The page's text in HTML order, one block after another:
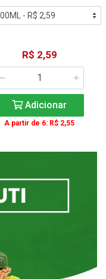
R$ 2,59
Adicionar
A partir de 6: R$ 2,55